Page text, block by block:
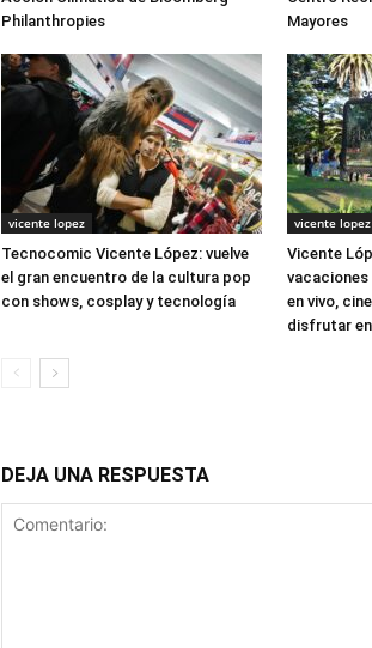
Philanthropies
Mayores
vicente lopez
Tecnocomic Vicente López: vuelve
el gran encuentro de la cultura pop
con shows, cosplay y tecnología
vicente lopez
Vicente
vacaciones
en vivo,
disfrutar
DEJA UNA RESPUESTA